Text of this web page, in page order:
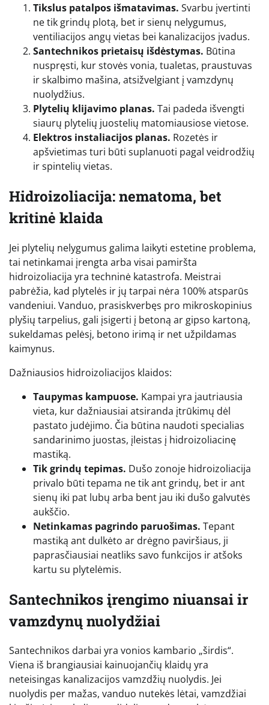
Tikslus patalpos išmatavimas. Svarbu įvertinti
ne tik grindų plotą, bet ir sienų nelygumus,
ventiliacijos angų vietas bei kanalizacijos įvadus.
Santechnikos prietaisų išdėstymas. Būtina
nuspręsti, kur stovės vonia, tualetas, praustuvas
ir skalbimo mašina, atsižvelgiant į vamzdynų
nuolydžius.
Plytelių klijavimo planas. Tai padeda išvengti
siaurų plytelių juostelių matomiausiose vietose.
Elektros instaliacijos planas. Rozetės ir
apšvietimas turi būti suplanuoti pagal veidrodžių
ir spintelių vietas.
Hidroizoliacija: nematoma, bet
kritinė klaida
Jei plytelių nelygumus galima laikyti estetine problema,
tai netinkamai įrengta arba visai pamiršta
hidroizoliacija yra techninė katastrofa. Meistrai
pabrėžia, kad plytelės ir jų tarpai nėra 100% atsparūs
vandeniui. Vanduo, prasiskverbęs pro mikroskopinius
plyšių tarpelius, gali įsigerti į betoną ar gipso kartoną,
sukeldamas pelėsį, betono irimą ir net užpildamas
kaimynus.
Dažniausios hidroizoliacijos klaidos:
Taupymas kampuose. Kampai yra jautriausia
vieta, kur dažniausiai atsiranda įtrūkimų dėl
pastato judėjimo. Čia būtina naudoti specialias
sandarinimo juostas, įleistas į hidroizoliacinę
mastiką.
Tik grindų tepimas. Dušo zonoje hidroizoliacija
privalo būti tepama ne tik ant grindų, bet ir ant
sienų iki pat lubų arba bent jau iki dušo galvutės
aukščio.
Netinkamas pagrindo paruošimas. Tepant
mastiką ant dulkėto ar drėgno paviršiaus, ji
paprasčiausiai neatliks savo funkcijos ir atšoks
kartu su plytelėmis.
Santechnikos įrengimo niuansai ir
vamzdynų nuolydžiai
Santechnikos darbai yra vonios kambario „širdis“.
Viena iš brangiausiai kainuojančių klaidų yra
neteisingas kanalizacijos vamzdžių nuolydis. Jei
nuolydis per mažas, vanduo nutekės lėtai, vamzdžiai